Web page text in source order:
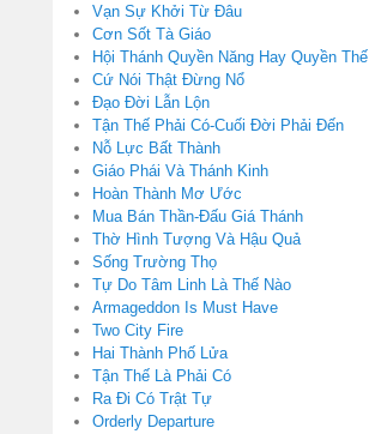
Vạn Sự Khởi Từ Đâu
Cơn Sốt Tà Giáo
Hội Thánh Quyền Năng Hay Quyền Thế
Cứ Nói Thật Đừng Nổ
Đạo Đời Lẫn Lộn
Tận Thế Phải Có-Cuối Đời Phải Đến
Nỗ Lực Bất Thành
Giáo Phái Và Thánh Kinh
Hoàn Thành Mơ Ước
Mua Bán Thần-Đấu Giá Thánh
Thờ Hình Tượng Và Hậu Quả
Sống Trường Thọ
Tự Do Tâm Linh Là Thế Nào
Armageddon Is Must Have
Two City Fire
Hai Thành Phố Lửa
Tận Thế Là Phải Có
Ra Đi Có Trật Tự
Orderly Departure